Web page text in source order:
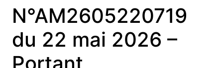
N°AM2605220719
du 22 mai 2026 –